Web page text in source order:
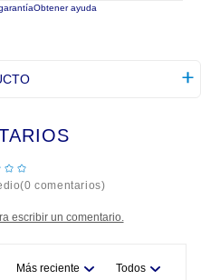
Obtener ayuda
☆
☆
(0 comentarios)
escribir un comentario.
Más reciente Todos